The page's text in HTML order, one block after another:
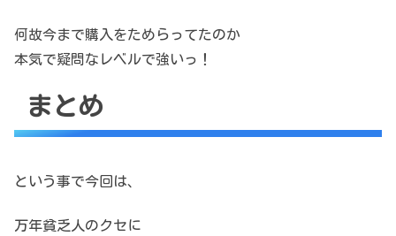
何故今まで購入をためらってたのか
本気で疑問なレベルで強いっ！
まとめ
という事で今回は、
万年貧乏人のクセに